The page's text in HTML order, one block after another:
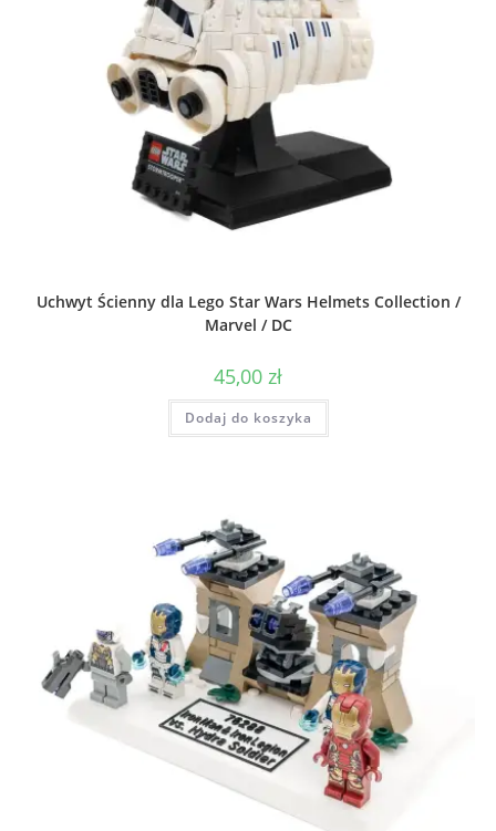
Uchwyt Ścienny dla Lego Star Wars Helmets Collection /
Marvel / DC
45,00 zł
Dodaj do koszyka